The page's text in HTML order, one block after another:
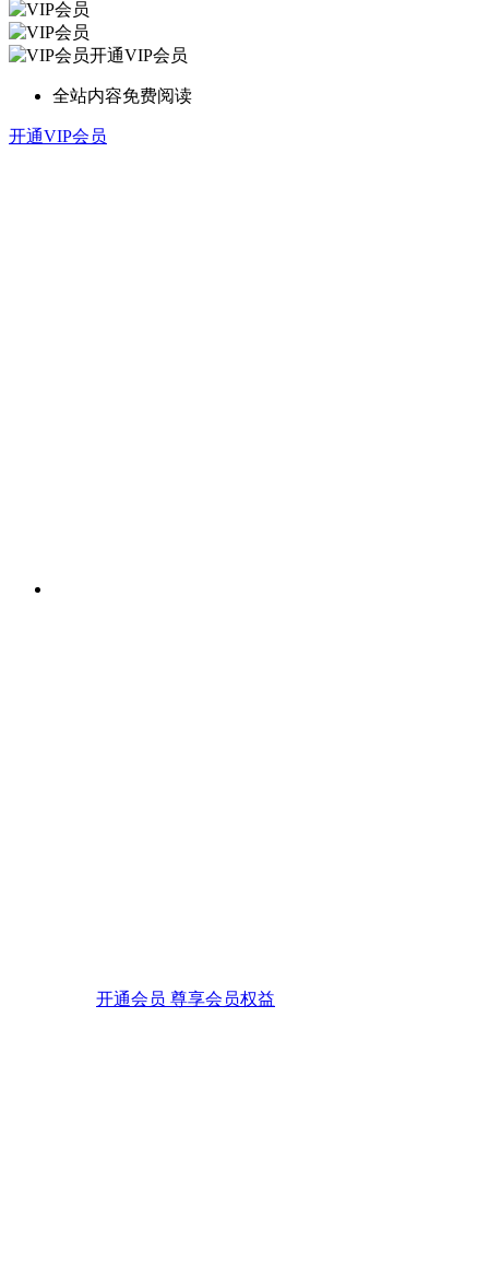
开通VIP会员
全站内容免费阅读
开通VIP会员
开通会员 尊享会员权益